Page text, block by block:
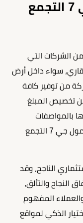
المطور العقاري لمول جي 7 التجمع
من الشركات التي
سواء داخل أرض
من توفير كافة
تخصيص المبلغ
بالمواصفات
العالمية، وهي الشركة المالكة لمشروع مول جي 7 التجمع
الناجح، وقد
النجاح والتألق،
المفهوم
الذكي لمواقع